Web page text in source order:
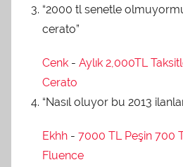
“2000 tl senetle
cerato”
Cenk - Aylık 2,000TL
Cerato
“Nasıl oluyor bu 2013
Ekhh - 7000 TL Peşin 700
Fluence